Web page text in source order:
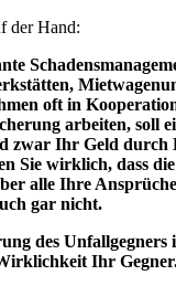
der Hand:
oft in
arbeiten, soll
zwar Ihr Geld
Sie wirklich, dass die
alle Ihre
gar nicht.
des
Ihr